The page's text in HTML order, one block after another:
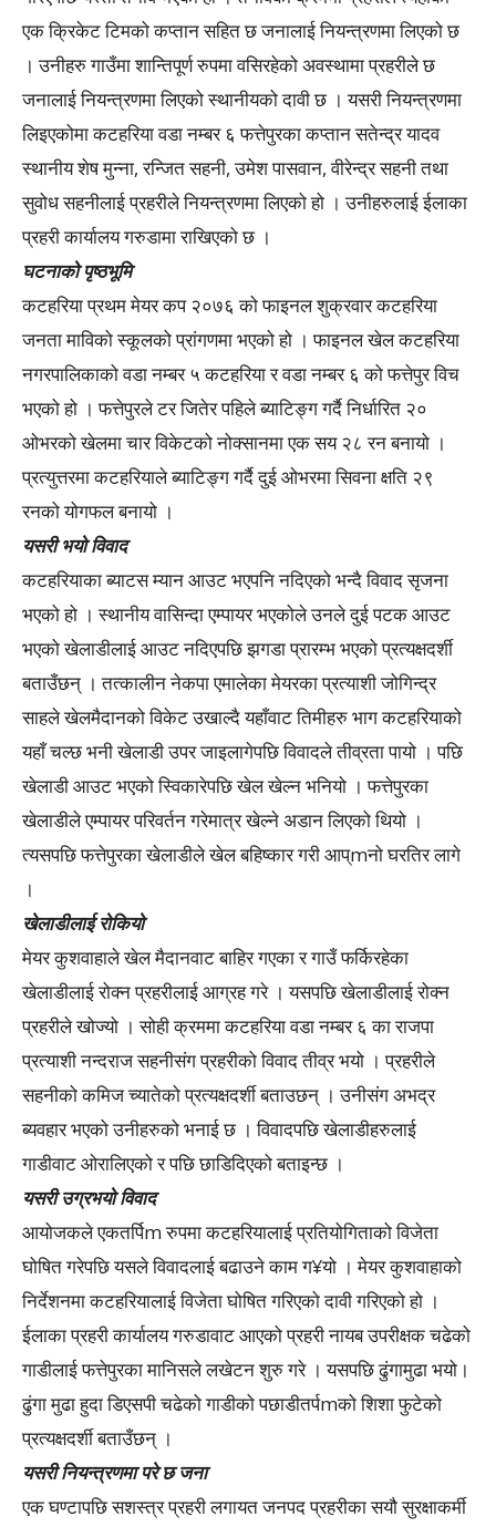
एक क्रिकेट टिमको कप्तान सहित छ जनालाई नियन्त्रणमा लिएको छ
। उनीहरु गाउँमा शान्तिपूर्ण रुपमा वसिरहेको अवस्थामा प्रहरीले छ
जनालाई नियन्त्रणमा लिएको स्थानीयको दावी छ । यसरी नियन्त्रणमा
लिइएकोमा कटहरिया वडा नम्बर ६ फत्तेपुरका कप्तान सतेन्द्र यादव
स्थानीय शेष मुन्ना, रन्जित सहनी, उमेश पासवान, वीरेन्द्र सहनी तथा
सुवोध सहनीलाई प्रहरीले नियन्त्रणमा लिएको हो । उनीहरुलाई ईलाका
प्रहरी कार्यालय गरुडामा राखिएको छ ।
घटनाको पृष्ठभूमि
कटहरिया प्रथम मेयर कप २०७६ को फाइनल शुक्रवार कटहरिया
जनता माविको स्कूलको प्रांगणमा भएको हो । फाइनल खेल कटहरिया
नगरपालिकाको वडा नम्बर ५ कटहरिया र वडा नम्बर ६ को फत्तेपुर विच
भएको हो । फत्तेपुरले टर जितेर पहिले ब्याटिङ्ग गर्दै निर्धारित २०
ओभरको खेलमा चार विकेटको नोक्सानमा एक सय २८ रन बनायो ।
प्रत्युत्तरमा कटहरियाले ब्याटिङ्ग गर्दै दुई ओभरमा सिवना क्षति २९
रनको योगफल बनायो ।
यसरी भयो विवाद
कटहरियाका ब्याटस म्यान आउट भएपनि नदिएको भन्दै विवाद सृजना
भएको हो । स्थानीय वासिन्दा एम्पायर भएकोले उनले दुई पटक आउट
भएको खेलाडीलाई आउट नदिएपछि झगडा प्रारम्भ भएको प्रत्यक्षदर्शी
बताउँछन् । तत्कालीन नेकपा एमालेका मेयरका प्रत्याशी जोगिन्द्र
साहले खेलमैदानको विकेट उखाल्दै यहाँवाट तिमीहरु भाग कटहरियाको
यहाँ चल्छ भनी खेलाडी उपर जाइलागेपछि विवादले तीव्रता पायो । पछि
खेलाडी आउट भएको स्विकारेपछि खेल खेल्न भनियो । फत्तेपुरका
खेलाडीले एम्पायर परिवर्तन गरेमात्र खेल्ने अडान लिएको थियो ।
त्यसपछि फत्तेपुरका खेलाडीले खेल बहिष्कार गरी आप्mनो घरतिर लागे
।
खेलाडीलाई रोकियो
मेयर कुशवाहाले खेल मैदानवाट बाहिर गएका र गाउँ फर्किरहेका
खेलाडीलाई रोक्न प्रहरीलाई आग्रह गरे । यसपछि खेलाडीलाई रोक्न
प्रहरीले खोज्यो । सोही क्रममा कटहरिया वडा नम्बर ६ का राजपा
प्रत्याशी नन्दराज सहनीसंग प्रहरीको विवाद तीव्र भयो । प्रहरीले
सहनीको कमिज च्यातेको प्रत्यक्षदर्शी बताउछन् । उनीसंग अभद्र
ब्यवहार भएको उनीहरुको भनाई छ । विवादपछि खेलाडीहरुलाई
गाडीवाट ओरालिएको र पछि छाडिदिएको बताइन्छ ।
यसरी उग्रभयो विवाद
आयोजकले एकतर्पिm रुपमा कटहरियालाई प्रतियोगिताको विजेता
घोषित गरेपछि यसले विवादलाई बढाउने काम ग¥यो । मेयर कुशवाहाको
निर्देशनमा कटहरियालाई विजेता घोषित गरिएको दावी गरिएको हो ।
ईलाका प्रहरी कार्यालय गरुडावाट आएको प्रहरी नायब उपरीक्षक चढेको
गाडीलाई फत्तेपुरका मानिसले लखेटन शुरु गरे । यसपछि ढुंगामुढा भयो।
ढुंगा मुढा हुदा डिएसपी चढेको गाडीको पछाडीतर्पmको शिशा फुटेको
प्रत्यक्षदर्शी बताउँछन् ।
यसरी नियन्त्रणमा परे छ जना
एक घण्टापछि सशस्त्र प्रहरी लगायत जनपद प्रहरीका सयौ सुरक्षाकर्मी